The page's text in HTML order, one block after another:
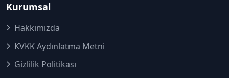
Kurumsal
Hakkımızda
KVKK Aydınlatma Metni
Gizlilik Politikası